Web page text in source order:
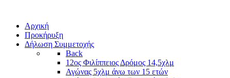
Αρχική
Προκήρυξη
Δήλωση Συμμετοχής
Back
12ος Φιλίππειος Δρόμος 14,5χλμ
Αγώνας 5χλμ άνω των 15 ετών